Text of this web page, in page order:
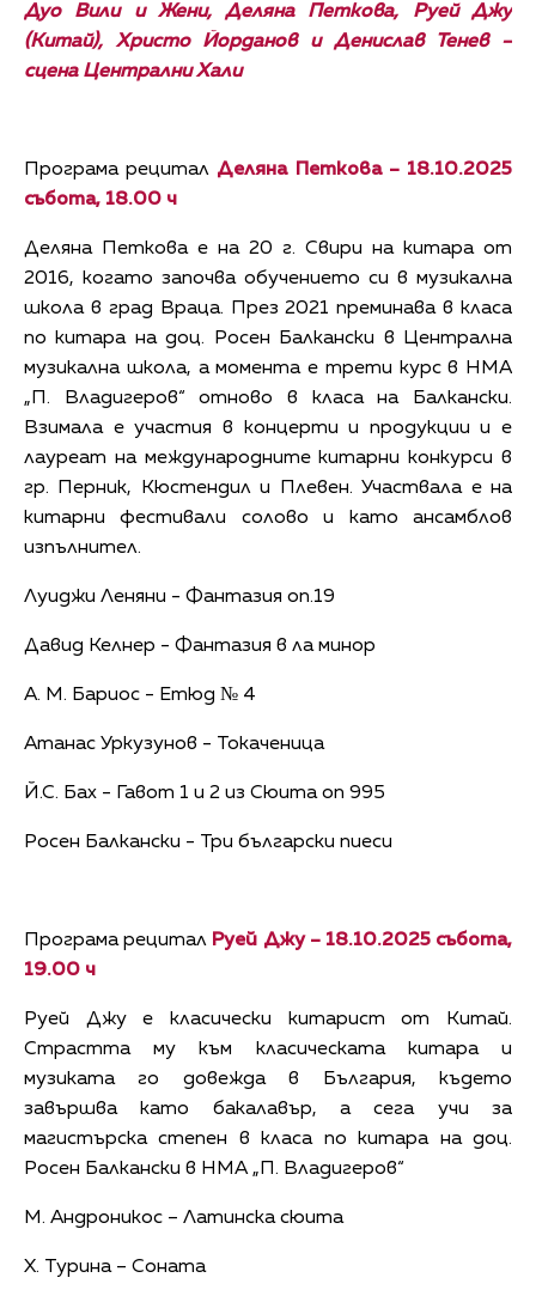
Дуо Вили и Жени, Деляна Петкова, Руей Джу
(Китай), Христо Йорданов и Денислав Тенев –
сцена Централни Хали
Програма рецитал Деляна Петкова – 18.10.2025
събота, 18.00 ч
Деляна Петкова е на 20 г. Свири на китара от
2016, когато започва обучението си в музикална
школа в град Враца. През 2021 преминава в класа
по китара на доц. Росен Балкански в Централна
музикална школа, а момента е трети курс в НМА
„П. Владигеров“ отново в класа на Балкански.
Взимала е участия в концерти и продукции и е
лауреат на международните китарни конкурси в
гр. Перник, Кюстендил и Плевен. Участвала е на
китарни фестивали солово и като ансамблов
изпълнител.
Луиджи Леняни - Фантазия оп.19
Давид Келнер - Фантазия в ла минор
А. М. Бариос - Етюд № 4
Атанас Уркузунов - Токаченица
Й.С. Бах - Гавот 1 и 2 из Сюита оп 995
Росен Балкански - Три български пиеси
Програма рецитал Руей Джу – 18.10.2025 събота,
19.00 ч
Руей Джу е класически китарист от Китай.
Страстта му към класическата китара и
музиката го довежда в България, където
завършва като бакалавър, а сега учи за
магистърска степен в класа по китара на доц.
Росен Балкански в НМА „П. Владигеров“
М. Андроникос – Латинска сюита
Х. Турина – Соната